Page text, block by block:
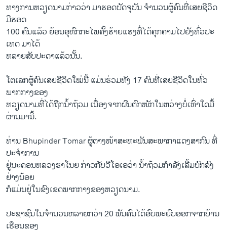
ທາງ​ການ​ຫວຽດນາມ​ກ່າວ​ວ່າ ມາ​ຮອດ​ປັດຈຸບັນ​ ຈໍານວນ​ຜູ້​ຄົນ​ທີ່​ເສຍ​ຊີວິດ
ມີ​ຮອດ
100 ຄົນ​ແລ້ວ ຍ້ອນ​ອຸ​ທົກ​ກະ​ໄພ​ຄັ້ງ​ຮ້າຍ​ແຮງ​ທີ່​ໄດ້ຄຸກ​ຄາມໄປ​ຍັງ​ທົ່ວ​ປະ​
ເທດ ​ມາ​ໄດ້
​ຫລາຍ​ສັບປະດາ​ແລ້ວ​ນັ້ນ.
ໂຕ​ເລກ​ຜູ້​ຄົນ​ເສຍ​ຊີວິດ​ໃໝ່​ນີ້ ​ແມ່ນ​ຮ່ວມ​ທັງ 17 ຄົນ​ທີ່​ເສຍ​ຊີວິດ​ໃນ​ທົ່ວ
ພາກ​ກາງຂອງ
​ຫວຽດນາມທີ່​ໄດ້​ຖືກ​ນໍ້າຖ້ວມ​ ເນື່ອງ​ຈາກ​ຝົນຕົກ​ໜັກ​ໃນ​ຫວ່າງ​ບໍ່​ເທົ່າ​ໃດ​ມື້​
ຜ່ານ​ມາ​ນີ້.
ທ່ານ Bhupinder Tomar ຜູ້ຕາງໜ້າ​ສະຫະພັນ​ສະພາກາ​ແດງສາກົນ ທີ່
ປະ​ຈໍາການ
​ຢູ່ນະຄອນຫລວງ​ຮາ​ໂນ​ຍ ກ່າວ​ກັບ​ວີ​ໂອ​ເອວ່າ ນໍ້າ​ຖ້ວມ​ກໍາລັງເລີ້ມ​ບົກ​ລົງ
ຢ່າງ​ນ້ອຍ
​ກໍ​ແມ່ນ​ຢູ່​ໃນຂົງ​ເຂດ​ພາກ​ກາງ​ຂອງຫວຽດນາມ.
ປະຊາຊົນ​ໃນ​ຈໍານວນ​ຫລາຍ​ກວ່າ 20 ພັນ​ຄົນ​ໄດ້​ອົບ​ພະຍົບອອກ​ຈາກ​ບ້ານ​
ເຮືອນ​ຂອງ